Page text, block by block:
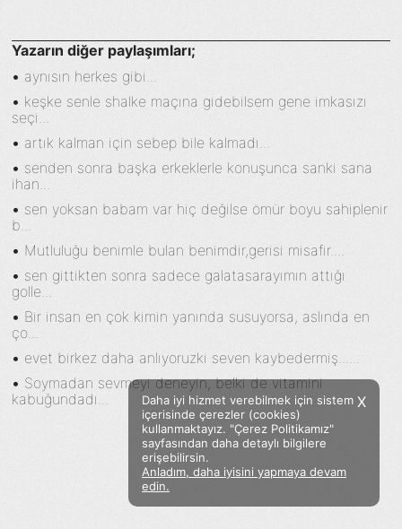
Facebook Twitter Instagram
Sözümoki © 2020 - V.8
Yazarın diğer paylaşımları;
• aynısın herkes gibi...
• keşke senle shalke maçına gidebilsem gene imkasızı
seçi...
• artık kalman için sebep bile kalmadı...
• senden sonra başka erkeklerle konuşunca sanki sana
ihan...
• sen yoksan babam var hiç değilse ömür boyu sahiplenir
b...
• Mutluluğu benimle bulan benimdir,gerisi misafir....
• sen gittikten sonra sadece galatasarayımın attığı
golle...
• Bir insan en çok kimin yanında susuyorsa, aslında en
ço...
• evet birkez daha anlıyoruzki seven kaybedermiş......
• Soymadan sevmeyi deneyin, belki de vitamini
kabuğundadı...
X
Daha iyi hizmet verebilmek için sistem
içerisinde çerezler (cookies)
kullanmaktayız. "Çerez Politikamız"
sayfasından daha detaylı bilgilere
erişebilirsin.
Anladım, daha iyisini yapmaya devam
edin.